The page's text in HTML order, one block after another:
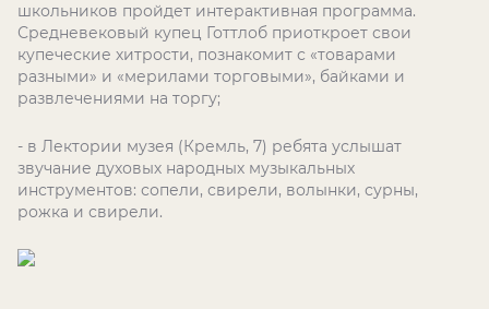
школьников пройдет интерактивная программа.
Средневековый купец Готтлоб приоткроет свои
купеческие хитрости, познакомит с «товарами
разными» и «мерилами торговыми», байками и
развлечениями на торгу;
- в Лектории музея (Кремль, 7) ребята услышат
звучание духовых народных музыкальных
инструментов: сопели, свирели, волынки, сурны,
рожка и свирели.